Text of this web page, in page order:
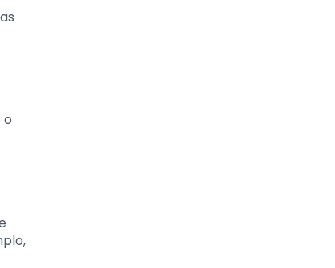
o